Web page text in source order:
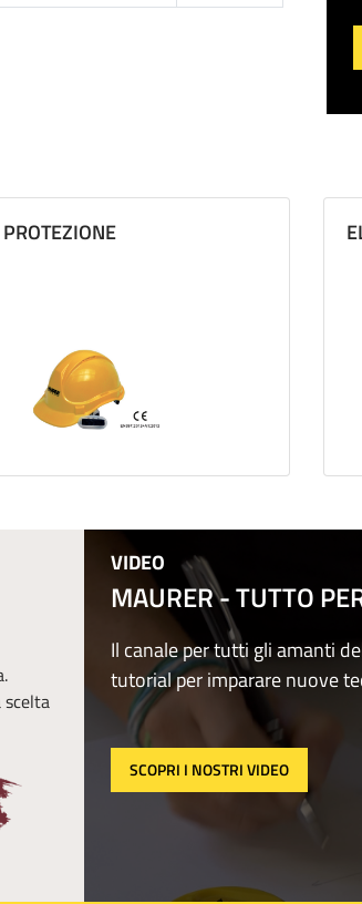
VIDEO
MAURER - TUTTO
Il canale per tutti gli amanti
tutorial per imparare nuove
SCOPRI I NOSTRI VIDEO